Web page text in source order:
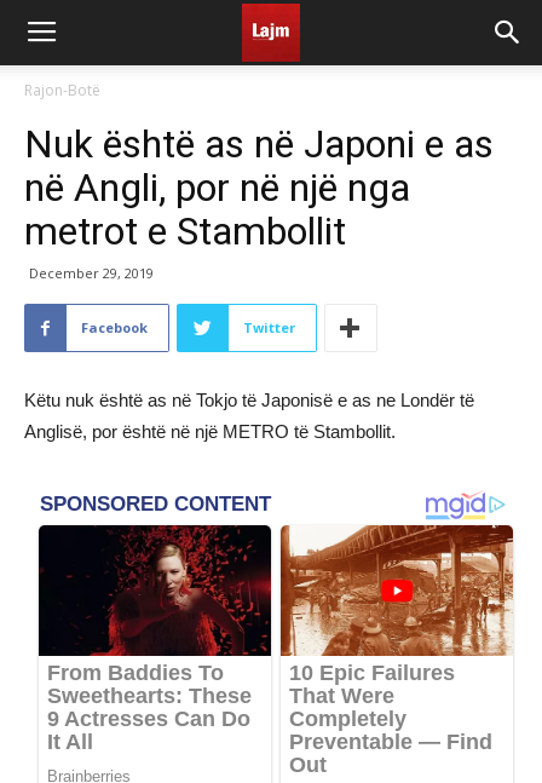
Rajon-Botë
Nuk është as në Japoni e as
në Angli, por në një nga
metrot e Stambollit
December 29, 2019
Facebook Twitter
Këtu nuk është as në Tokjo të Japonisë e as ne Londër të
Anglisë, por është në një METRO të Stambollit.